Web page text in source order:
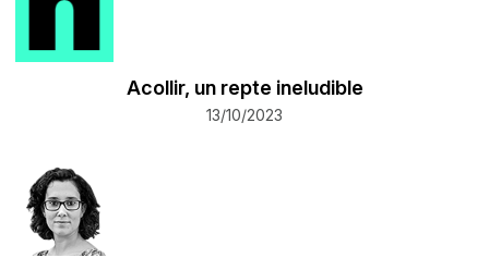
Acollir, un repte ineludible
13/10/2023